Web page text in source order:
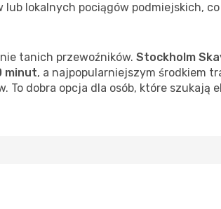
lokalnych pociągów podmiejskich,
tanich przewoźników. Stockholm
minut, a najpopularniejszym środkiem
To dobra opcja dla osób, które szukają